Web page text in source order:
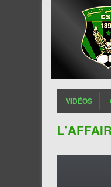
VIDÉOS